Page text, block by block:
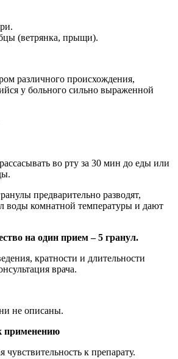
(ветрянка, прыщи).
различного происхождения,
у больного сильно выраженной
во рту за 30 мин до еды или
предварительно разводят,
воды комнатной температуры и дают
на один прием – 5 гранул.
кратности и длительности
врача.
не описаны.
применению
чувствительность к препарату.